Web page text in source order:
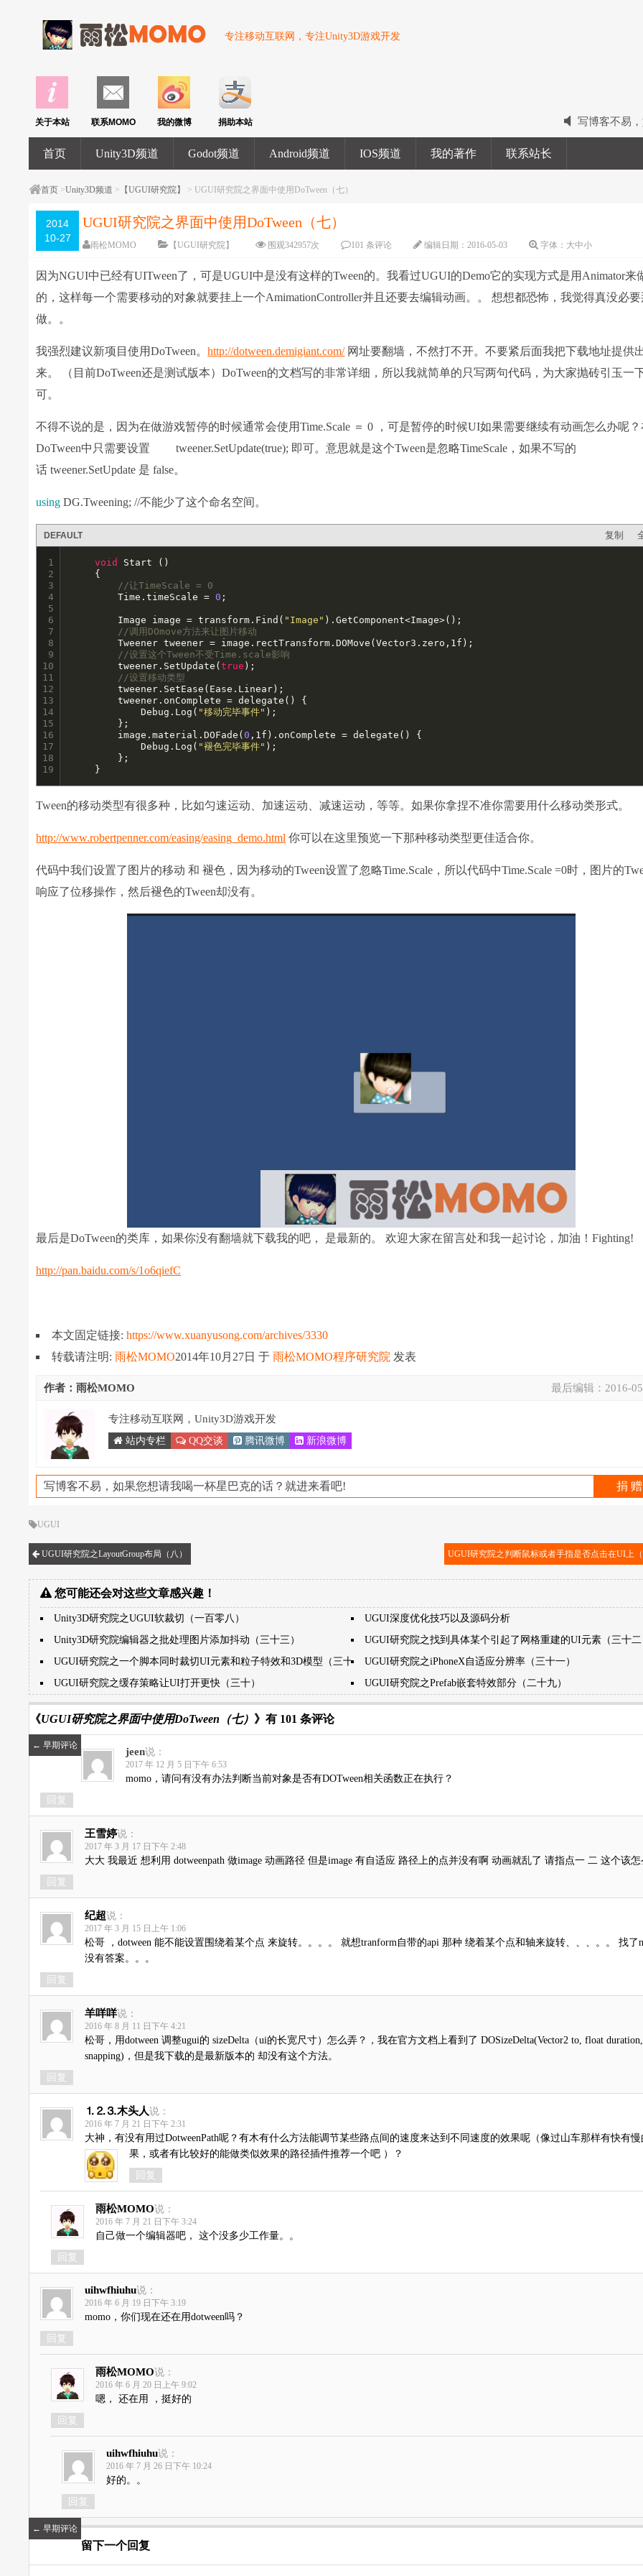
专注移动互联网，专注Unity3D游戏开发
写博客不易
2022我的
关于本站 联系MOMO 我的微博 捐助本站
首页 Unity3D频道 Godot频道 Android频道 IOS频道 我的著作 联系站长
首页 >Unity3D频道 > 【UGUI研究院】 > UGUI研究院之界面中使用DoTween（七）
2014
10-27
UGUI研究院之界面中使用DoTween（七）
雨松MOMO 【UGUI研究院】 围观342957次 101 条评论 编辑日期：2016-05-03 字体： 大中小
因为NGUI中已经有UITween了，可是UGUI中是没有这样的Tween的。我看过UGUI的Demo它的实现方式是用Animator来
的，这样每一个需要移动的对象就要挂上一个AmimationController并且还要去编辑动画。。 想想都恐怖，我觉得真没必要
做。。
我强烈建议新项目使用DoTween。http://dotween.demigiant.com/网址要翻墙，不然打不开。不要紧后面我把下载地址提供
来。 （目前DoTween还是测试版本）DoTween的文档写的非常详细，所以我就简单的只写两句代码，为大家抛砖引玉一
可。
不得不说的是，因为在做游戏暂停的时候通常会使用Time.Scale ＝ 0 ，可是暂停的时候UI如果需要继续有动画怎么办呢？
DoTween中只需要设置 tweener.SetUpdate(true); 即可。意思就是这个Tween是忽略TimeScale，如果不写的
话 tweener.SetUpdate 是 false。
using DG.Tweening; //不能少了这个命名空间。
DEFAULT 复制
1
2
3
4
5
6
7
8
9
10
11
12
13
14
15
16
17
18
19
void
Start ()
//让TimeScale = 0
		Time.timeScale =
0 ;
		Image image = transform.Find(
"Image" ).GetComponent<Image>();
//调用DOmove方法来让图片移动
		Tweener tweener = image.rectTransform.DOMove(Vector3.zero,1f);
//设置这个Tween不受Time.scale影响
		tweener.SetUpdate(
true );
//设置移动类型
		tweener.SetEase(Ease.Linear);
		tweener.onComplete = delegate() {
			Debug.Log(
"移动完毕事件" );
		image.material.DOFade(
0 ,1f).onComplete = delegate() {
			Debug.Log(
"褪色完毕事件" );
	}
Tween的移动类型有很多种，比如匀速运动、加速运动、减速运动，等等。如果你拿捏不准你需要用什么移动类形式。
http://www.robertpenner.com/easing/easing_demo.html 你可以在这里预览一下那种移动类型更佳适合你。
代码中我们设置了图片的移动 和 褪色，因为移动的Tween设置了忽略Time.Scale，所以代码中Time.Scale =0时，图片的
响应了位移操作，然后褪色的Tween却没有。
最后是DoTween的类库，如果你没有翻墙就下载我的吧， 是最新的。 欢迎大家在留言处和我一起讨论，加油！Fighting!
http://pan.baidu.com/s/1o6qiefC
本文固定链接:https://www.xuanyusong.com/archives/3330
转载请注明:雨松MOMO2014年10月27日于雨松MOMO程序研究院 发表
最后编辑： 2016-
作者：雨松MOMO
专注移动互联网，Unity3D游戏开发
站内专栏 QQ交谈 腾讯微博 新浪微博
捐 赠
写博客不易，如果您想请我喝一杯星巴克的话？就进来看吧!
UGUI
UGUI研究院之LayoutGroup布局（八） UGUI研究院之判断鼠标或者手指是否点击在UI上（
您可能还会对这些文章感兴趣！
Unity3D研究院之UGUI软裁切（一百零八）
UGUI深度优化技巧以及源码分析
Unity3D研究院编辑器之批处理图片添加抖动（三十三）
UGUI研究院之找到具体某个引起了网格重建的UI元素（三十二
UGUI研究院之一个脚本同时裁切UI元素和粒子特效和3D模型（三十一）UGUI研究院之iPhoneX自适应分辨率（三十一）
UGUI研究院之缓存策略让UI打开更快（三十）
UGUI研究院之Prefab嵌套特效部分（二十九）
《UGUI研究院之界面中使用DoTween（七） 》有 101 条评论
← 早期评论
jeen说：
2017 年 12 月 5 日下午 6:53
momo，请问有没有办法判断当前对象是否有DOTween相关函数正在执行？
回复
王雪婷说：
2017 年 3 月 17 日下午 2:48
大大 我最近 想利用 dotweenpath 做image 动画路径 但是image 有自适应 路径上的点并没有啊 动画就乱了 请指点一 二 这个该
回复
纪超说：
2017 年 3 月 15 日上午 1:06
松哥 ，dotween 能不能设置围绕着某个点 来旋转。。。。 就想tranform自带的api 那种 绕着某个点和轴来旋转、、、。。 找了
没有答案。。。
回复
羊咩咩说：
2016 年 8 月 11 日下午 4:21
松哥，用dotween 调整ugui的 sizeDelta（ui的长宽尺寸）怎么弄？，我在官方文档上看到了 DOSizeDelta(Vector2 to, float
snapping)，但是我下载的是最新版本的 却没有这个方法。
回复
⒈⒉⒊木头人说：
2016 年 7 月 21 日下午 2:31
大神，有没有用过DotweenPath呢？有木有什么方法能调节某些路点间的速度来达到不同速度的效果呢（像过山车那样有快有慢
果，或者有比较好的能做类似效果的路径插件推荐一个吧 ）？
回复
雨松MOMO说：
2016 年 7 月 21 日下午 3:24
自己做一个编辑器吧， 这个没多少工作量。。
回复
uihwfhiuhu说：
2016 年 6 月 19 日下午 3:19
momo，你们现在还在用dotween吗？
回复
雨松MOMO说：
2016 年 6 月 20 日上午 9:02
嗯， 还在用 ，挺好的
回复
uihwfhiuhu说：
2016 年 7 月 26 日下午 10:24
好的。。
回复
← 早期评论
留下一个回复